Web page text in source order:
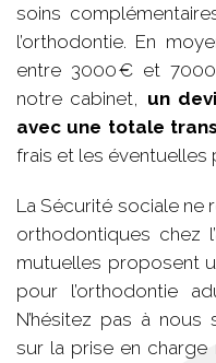
soins
l’orthodontie. En
entre 3000 € et
notre cabinet, un
avec une totale
frais et les éventuelles
La Sécurité sociale ne
orthodontiques chez
mutuelles proposent
pour l’orthodontie
N’hésitez pas à
sur la prise en